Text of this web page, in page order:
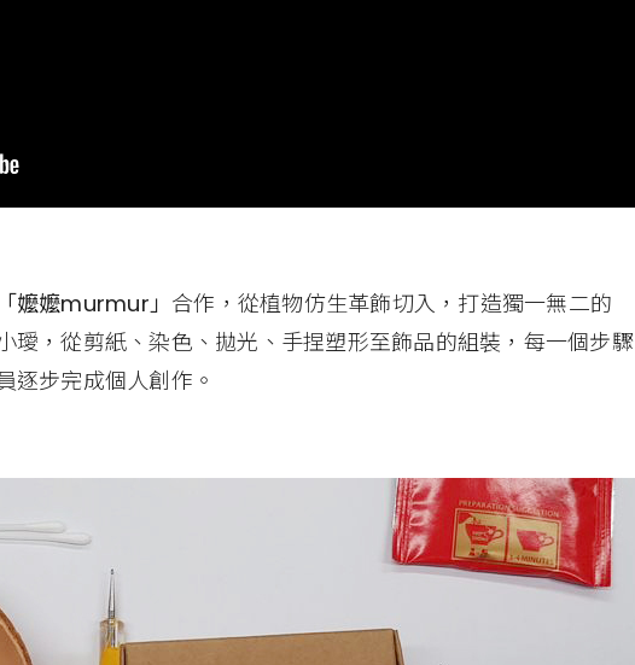
「嬤嬤murmur」 合作，從植物仿生革飾切入，打造獨一無二的
璦，從剪紙、染色、拋光、手捏塑形至飾品的組裝，每一個步驟
逐步完成個人創作。